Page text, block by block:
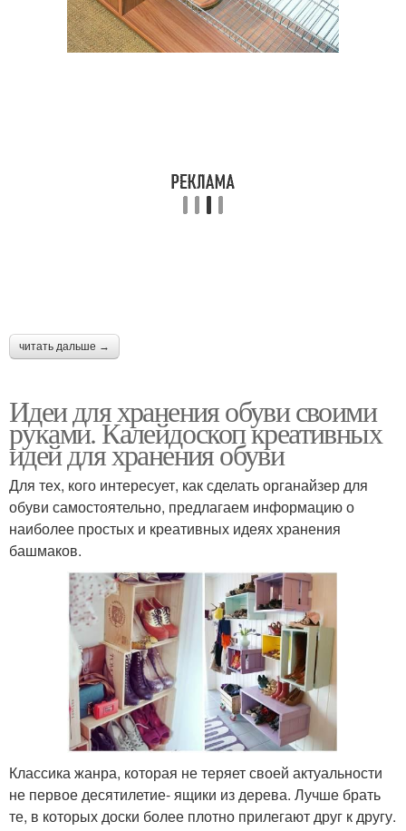
читать дальше →
Идеи для хранения обуви своими
руками. Калейдоскоп креативных
идей для хранения обуви
Для тех, кого интересует, как сделать органайзер для
обуви самостоятельно, предлагаем информацию о
наиболее простых и креативных идеях хранения
башмаков.
Классика жанра, которая не теряет своей актуальности
не первое десятилетие- ящики из дерева. Лучше брать
те, в которых доски более плотно прилегают друг к другу.